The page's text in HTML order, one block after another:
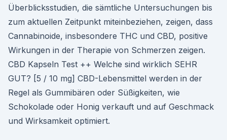
Überblicksstudien, die sämtliche Untersuchungen bis
zum aktuellen Zeitpunkt miteinbeziehen, zeigen, dass
Cannabinoide, insbesondere THC und CBD, positive
Wirkungen in der Therapie von Schmerzen zeigen.
CBD Kapseln Test ++ Welche sind wirklich SEHR
GUT? [5 / 10 mg] CBD-Lebensmittel werden in der
Regel als Gummibären oder Süßigkeiten, wie
Schokolade oder Honig verkauft und auf Geschmack
und Wirksamkeit optimiert.